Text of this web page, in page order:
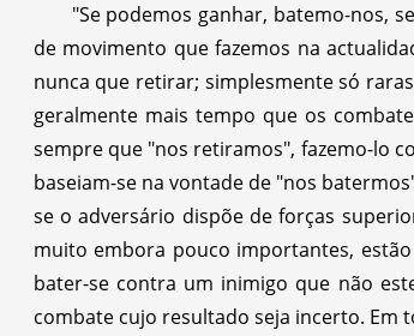
"Se podemos ganhar, batemo-nos,
de movimento que fazemos na
nunca que retirar; simplesmente só
geralmente mais tempo que os
sempre que "nos retiramos", fazemo-lo
baseiam-se na vontade de "nos
se o adversário dispõe de forças
muito embora pouco importantes,
bater-se contra um inimigo que não
combate cujo resultado seja incerto. Em